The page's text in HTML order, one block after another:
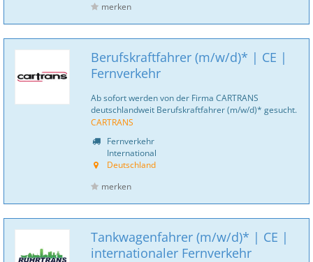
merken
Berufskraftfahrer (m/w/d)* | CE |
Fernverkehr
Ab sofort werden von der Firma CARTRANS
deutschlandweit Berufskraftfahrer (m/w/d)* gesucht.
CARTRANS
Fernverkehr
International
Deutschland
merken
Tankwagenfahrer (m/w/d)* | CE |
internationaler Fernverkehr